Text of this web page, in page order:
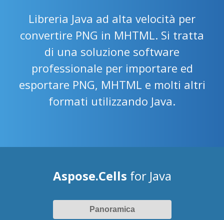
Libreria Java ad alta velocità per
convertire PNG in MHTML. Si tratta
di una soluzione software
professionale per importare ed
esportare PNG, MHTML e molti altri
formati utilizzando Java.
Aspose.Cells for Java
Panoramica